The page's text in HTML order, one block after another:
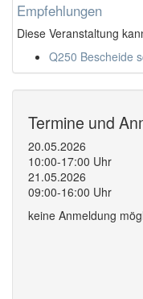
Empfehlungen
Diese Veranstaltung
Q250 Bescheide
Termine und
20.05.2026
10:00-17:00 Uhr
21.05.2026
09:00-16:00 Uhr
keine Anmeldung